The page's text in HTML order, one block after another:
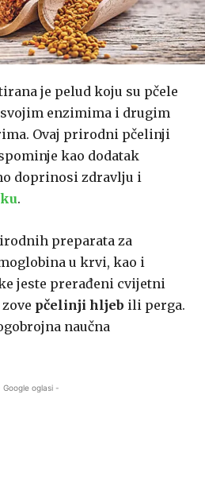
je pelud koju su pčele
enzimima i drugim
Ovaj prirodni pčelinji
kao dodatak
doprinosi zdravlju i
.
preparata za
u krvi, kao i
jeste prerađeni cvijetni
pčelinji hljeb ili perga.
naučna
Google oglasi -